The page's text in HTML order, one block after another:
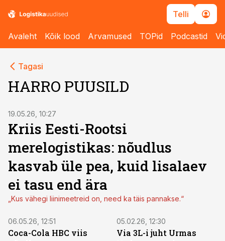
Telli
Avaleht Kõik lood Arvamused TOPid Podcastid
Tagasi
HARRO PUUSILD
19.05.26, 10:27
Kriis Eesti-Rootsi
merelogistikas: nõudlus
kasvab üle pea, kuid lisalaev
ei tasu end ära
„Kus vähegi liinimeetreid on, need ka täis pannakse.“
06.05.26, 12:51
Coca-Cola HBC viis
05.02.26, 12:30
Via 3L-i juht Urmas